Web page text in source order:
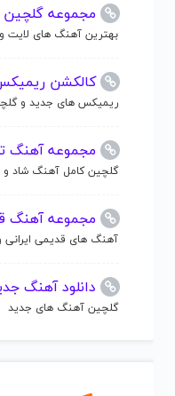
مجموعه
بهترین آهنگ های لایت
کالکشن
ریمیکس های جدید و
مجموعه آهنگ
گلچین کامل آهنگ شاد و
مجموعه آهنگ
آهنگ های قدیمی ایرانی
دانلود آهنگ
گلچین آهنگ های جدید